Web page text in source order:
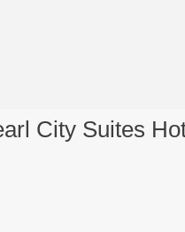
City Suites